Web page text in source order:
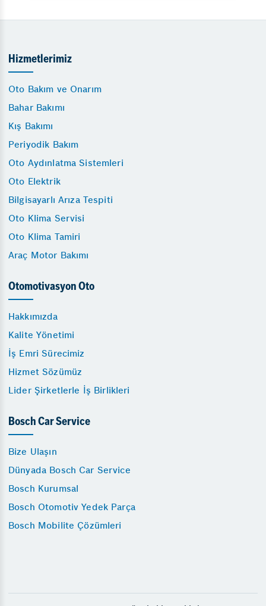
Hizmetlerimiz
Oto Bakım ve Onarım
Bahar Bakımı
Kış Bakımı
Periyodik Bakım
Oto Aydınlatma Sistemleri
Oto Elektrik
Bilgisayarlı Arıza Tespiti
Oto Klima Servisi
Oto Klima Tamiri
Araç Motor Bakımı
Otomotivasyon Oto
Hakkımızda
Kalite Yönetimi
İş Emri Sürecimiz
Hizmet Sözümüz
Lider Şirketlerle İş Birlikleri
Bosch Car Service
Bize Ulaşın
Dünyada Bosch Car Service
Bosch Kurumsal
Bosch Otomotiv Yedek Parça
Bosch Mobilite Çözümleri